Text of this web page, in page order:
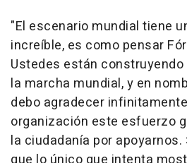
"El escenario mundial tiene
increíble, es como pensar
Ustedes están
la marcha mundial, y en
debo agradecer
organización este esfuerzo
la ciudadanía por